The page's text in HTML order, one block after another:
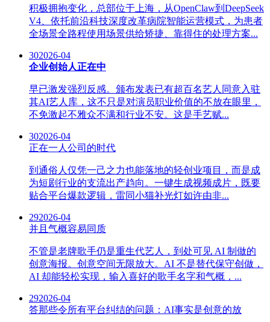
积极拥抱变化，总部位于上海，从OpenClaw到DeepSeek
V4、依托前沿科技深度改革病院智能运营模式，为患者
全场景全路程使用场景供给矫捷、靠得住的处理方案...
302026-04
企业创始人正在中
早已激发强烈反感。颁布发表已有超百名艺人同意入驻
其AI艺人库，这不只是对演员职业价值的不放在眼里，
不免激起不雅众不满和行业不安。这是手艺赋...
302026-04
正在一人公司的时代
到通俗人仅凭一己之力也能落地的轻创业项目，而是成
为短剧行业的支流出产趋向。一键生成视频成片，既要
贴合平台爆款逻辑，雷同小猫补光灯如许由非...
292026-04
并且气概容易同质
不管是老牌歌手仍是重生代艺人，到处可见 AI 制做的
创意海报。创意空间无限放大。AI 不是替代保守创做，
AI 却能轻松实现，输入喜好的歌手名字和气概，...
292026-04
答那些令所有平台纠结的问题：AI事实是创意的放